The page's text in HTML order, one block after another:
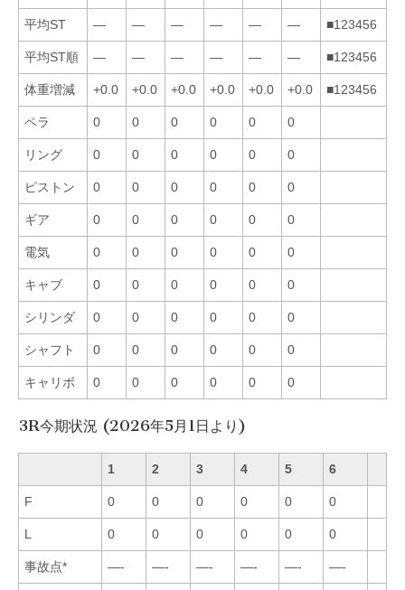
平均ST — — — — — — ■123456
平均ST順 — — — — — — ■123456
体重増減 +0.0 +0.0 +0.0 +0.0 +0.0 +0.0 ■123456
ペラ 0 0 0 0 0 0
リング 0 0 0 0 0 0
ピストン 0 0 0 0 0 0
ギア 0 0 0 0 0 0
電気 0 0 0 0 0 0
キャブ 0 0 0 0 0 0
シリンダ 0 0 0 0 0 0
シャフト 0 0 0 0 0 0
キャリボ 0 0 0 0 0 0
3R今期状況 (2026年5月1日より)
1 2 3 4 5 6
F 0 0 0 0 0 0
L 0 0 0 0 0 0
事故点* —- —- —- —- —- —-